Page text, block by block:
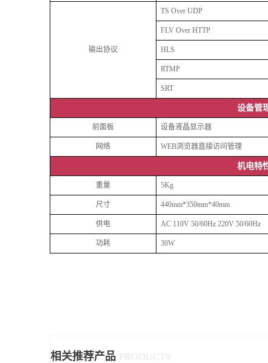
输出协议
TS Over UDP
FLV Over HTTP
HLS
RTMP
SRT
设备管
前面板 设备液晶显示器
网络 WEB浏览器直接访问管理
机电特
重量 5Kg
尺寸 440mm*350mm*40mm
供电 AC 110V 50/60Hz 220V 50/60Hz
功耗 30W
相关推荐产品 PRODUCTS